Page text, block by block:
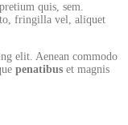
quis, sem.
fringilla vel, aliquet
elit. Aenean commodo
penatibus et magnis